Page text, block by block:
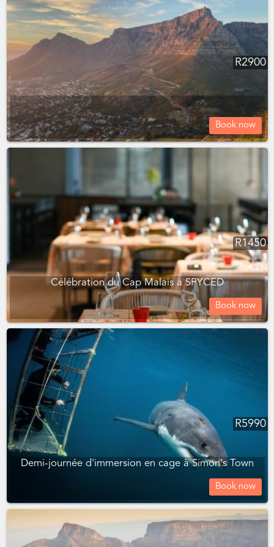
R2900
Book now
R1450
Célébration du Cap Malais à SPYCED
Book now
R5990
Demi-journée d'immersion en cage à Simon's Town
Book now